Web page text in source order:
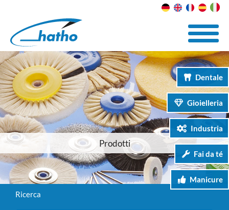
Dentale
Gioielleria
Industria
Fai da té
Manicure
Prodotti
Ricerca